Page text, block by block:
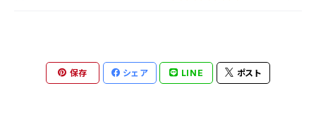
保存 シェア LINE ポスト